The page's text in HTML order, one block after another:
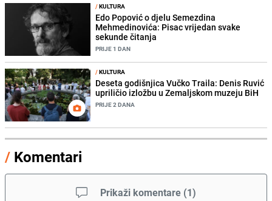
/KULTURA
Edo Popović o djelu Semezdina
Mehmedinovića: Pisac vrijedan svake
sekunde čitanja
PRIJE 1 DAN
/KULTURA
Deseta godišnjica Vučko Traila: Denis Ruvić
upriličio izložbu u Zemaljskom muzeju BiH
PRIJE 2 DANA
/ Komentari
Prikaži komentare (1)